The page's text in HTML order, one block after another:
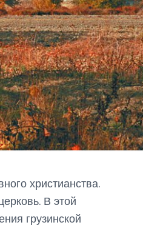
христианства.
В этой
грузинской